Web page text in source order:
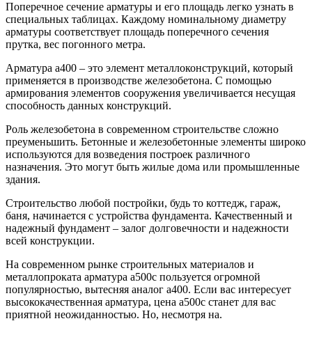
Поперечное сечение арматуры и его площадь легко узнать в
специальных таблицах. Каждому номинальному диаметру
арматуры соответствует площадь поперечного сечения
прутка, вес погонного метра.
Арматура а400 – это элемент металлоконструкций, который
применяется в производстве железобетона. С помощью
армирования элементов сооружения увеличивается несущая
способность данных конструкций.
Роль железобетона в современном строительстве сложно
преуменьшить. Бетонные и железобетонные элементы широко
используются для возведения построек различного
назначения. Это могут быть жилые дома или промышленные
здания.
Строительство любой постройки, будь то коттедж, гараж,
баня, начинается с устройства фундамента. Качественный и
надежный фундамент – залог долговечности и надежности
всей конструкции.
На современном рынке строительных материалов и
металлопроката арматура а500с пользуется огромной
популярностью, вытесняя аналог а400. Если вас интересует
высококачественная арматура, цена а500с станет для вас
приятной неожиданностью. Но, несмотря на.